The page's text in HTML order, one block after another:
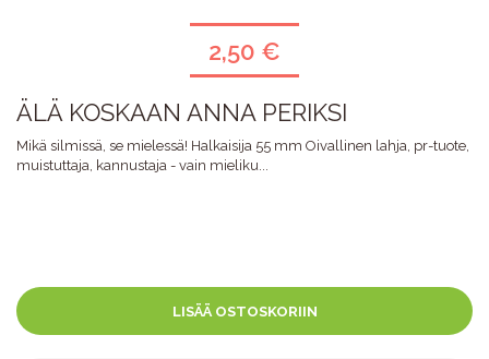
2,50 €
ÄLÄ KOSKAAN ANNA PERIKSI
Mikä silmissä, se mielessä! Halkaisija 55 mm Oivallinen lahja, pr-tuote,
muistuttaja, kannustaja - vain mieliku...
LISÄÄ OSTOSKORIIN